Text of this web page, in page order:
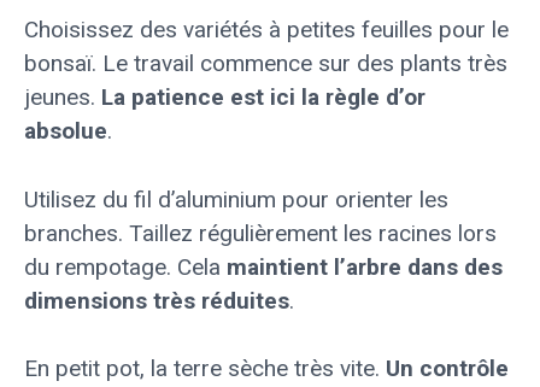
Choisissez des variétés à petites feuilles pour le
bonsaï. Le travail commence sur des plants très
jeunes. La patience est ici la règle d’or
absolue.
Utilisez du fil d’aluminium pour orienter les
branches. Taillez régulièrement les racines lors
du rempotage. Cela maintient l’arbre dans des
dimensions très réduites.
En petit pot, la terre sèche très vite. Un contrôle